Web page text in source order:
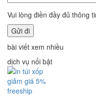
Vui lòng điền đầy đủ thông
bài viết xem nhiều
dịch vụ nổi bật
giảm giá 5%
freeship